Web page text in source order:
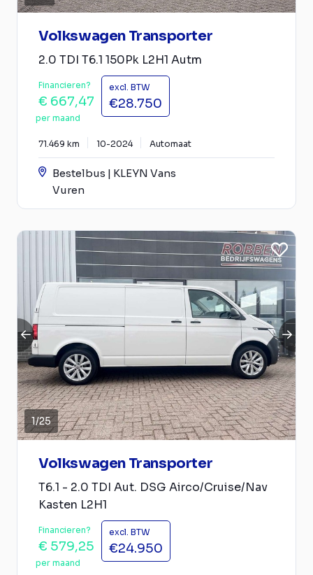
Volkswagen Transporter
2.0 TDI T6.1 150Pk L2H1 Autm
Financieren?
€ 667,47
per maand
excl. BTW
€28.750
71.469 km 10-2024 Automaat
Bestelbus | KLEYN Vans
Vuren
1/25
Volkswagen Transporter
T6.1 - 2.0 TDI Aut. DSG Airco/Cruise/Nav
Kasten L2H1
Financieren?
€ 579,25
per maand
excl. BTW
€24.950